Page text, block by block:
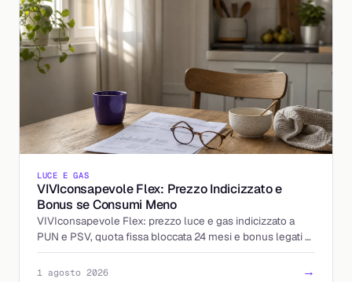
LUCE E GAS
VIVIconsapevole Flex: Prezzo Indicizzato e
Bonus se Consumi Meno
VIVIconsapevole Flex: prezzo luce e gas indicizzato a
PUN e PSV, quota fissa bloccata 24 mesi e bonus legati al
calo dei consumi. Come funziona e cosa controllare.
1 agosto 2026 →